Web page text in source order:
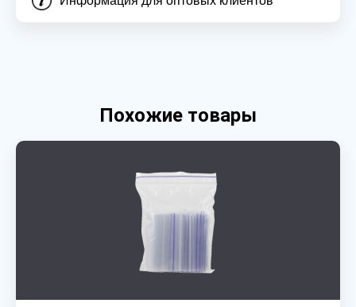
Похожие товары